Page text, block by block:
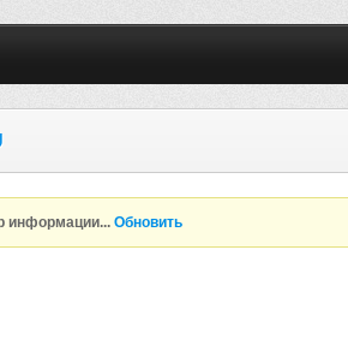
информации...Обновить